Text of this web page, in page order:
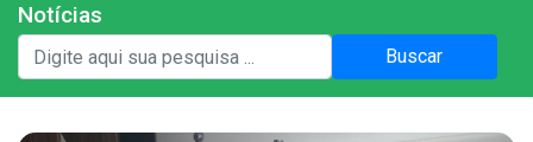
Institucional
A Prefeitura
Notícias
Buscar